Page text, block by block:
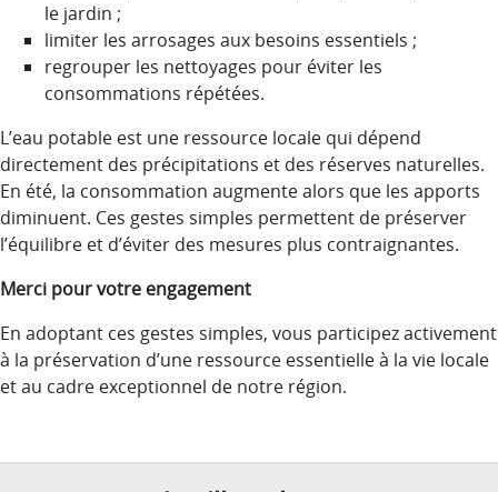
le jardin ;
limiter les arrosages aux besoins essentiels ;
regrouper les nettoyages pour éviter les
consommations répétées.
L’eau potable est une ressource locale qui dépend
directement des précipitations et des réserves naturelles.
En été, la consommation augmente alors que les apports
diminuent. Ces gestes simples permettent de préserver
l’équilibre et d’éviter des mesures plus contraignantes.
Merci pour votre engagement
En adoptant ces gestes simples, vous participez activement
à la préservation d’une ressource essentielle à la vie locale
et au cadre exceptionnel de notre région.